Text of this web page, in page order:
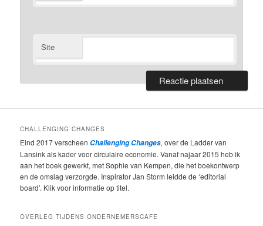
Site
CHALLENGING CHANGES
Eind 2017 verscheen Challenging Changes, over de Ladder van
Lansink als kader voor circulaire economie. Vanaf najaar 2015 heb ik
aan het boek gewerkt, met Sophie van Kempen, die het boekontwerp
en de omslag verzorgde. Inspirator Jan Storm leidde de ‘editorial
board’. Klik voor informatie op titel.
OVERLEG TIJDENS ONDERNEMERSCAFE